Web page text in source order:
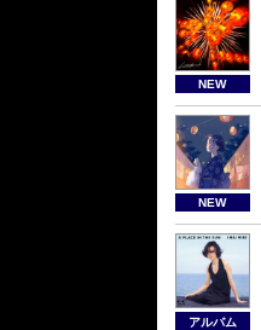
NEW
NEW
アルバム